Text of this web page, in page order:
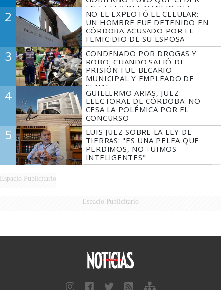
EN LA LEY DEL MANEJO DEL
FUEGO
2
NO LE EXPLOTÓ EL CELULAR:
UN HOMBRE FUE DETENIDO EN
CÓRDOBA ACUSADO POR EL
FEMICIDIO DE SU ESPOSA
3
CONDENADO POR DROGAS Y
ROBO, CUANDO SALIÓ DE
PRISIÓN FUE BECARIO
MUNICIPAL Y EMPLEADO DE
SENAF
4
GUILLERMO ARIAS, JUEZ
ELECTORAL DE CÓRDOBA: NO
CESA LA POLÉMICA POR EL
CONCURSO
5
LUIS JUEZ SOBRE LA LEY DE
TIERRAS: "ES UNA PELEA QUE
PERDIMOS, NO FUIMOS
INTELIGENTES"
Espacio Publicitario
Espacio Publicitario